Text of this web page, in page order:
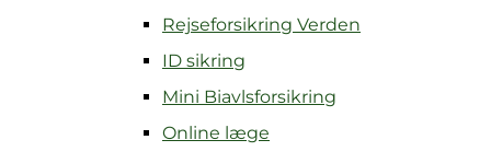
Rejseforsikring Verden
ID sikring
Mini Biavlsforsikring
Online læge